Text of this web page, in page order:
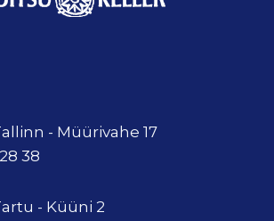
- Müürivahe 17
38
- Küüni 2